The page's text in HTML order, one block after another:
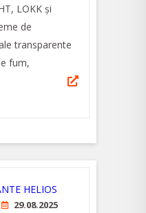
LOKK și
de
transparente
fum,
29.08.2025